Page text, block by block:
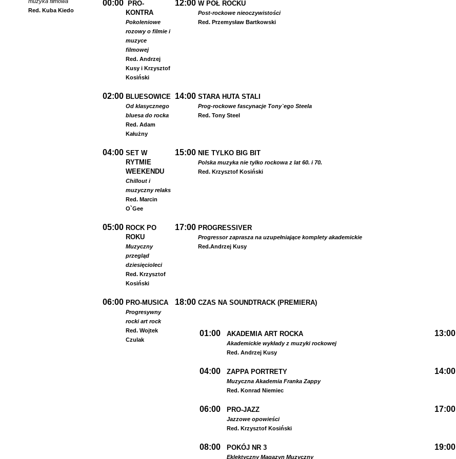
Red. Kuba Kiedo
00:00
PRO-
KONTRA
Pokoleniowe
rozowy o filmie i
muzyce
filmowej
Red. Andrzej
Kusy i Krzysztof
Kosiński
12:00 W PÓŁ ROCKU
Post-rockowe nieoczywistości
Red. Przemysław Bartkowski
02:00 BLUESOWICE
Od klasycznego
bluesa do rocka
Red. Adam
Kałużny
14:00 STARA HUTA STALI
Prog-rockowe fascynacje Tony`ego Steela
Red. Tony Steel
04:00 SET W
RYTMIE
WEEKENDU
Chillout i
muzyczny relaks
Red. Marcin
O`Gee
15:00 NIE TYLKO BIG BIT
Polska muzyka nie tylko rockowa z lat 60. i 70.
Red. Krzysztof Kosiński
05:00 ROCK PO
ROKU
Muzyczny
przegląd
dziesięcioleci
Red. Krzysztof
Kosiński
17:00 PROGRESSIVER
Progressor zaprasza na uzupełniające komplety akademickie
Red.Andrzej Kusy
06:00 PRO-MUSICA
Progresywny
rocki art rock
Red. Wojtek
Czulak
18:00 CZAS NA SOUNDTRACK (PREMIERA)
01:00 AKADEMIA ART ROCKA
Akademickie wykłady z muzyki rockowej
Red. Andrzej Kusy
13:00
04:00 ZAPPA PORTRETY
Muzyczna Akademia Franka Zappy
Red. Konrad Niemiec
14:00
06:00 PRO-JAZZ
Jazzowe opowieści
Red. Krzysztof Kosiński
17:00
08:00 POKÓJ NR 3
Eklektyczny Magazyn Muzyczny
19:00